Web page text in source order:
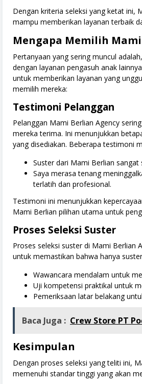
Dengan kriteria seleksi yang ketat ini,
mampu memberikan layanan terbaik
Mengapa Memilih
Pertanyaan yang sering muncul
dengan layanan pengasuh anak
untuk memberikan layanan yang
memilih mereka:
Testimoni Pelanggan
Pelanggan Mami Berlian Agency
mereka terima. Ini menunjukkan
yang disediakan. Beberapa testimoni
Suster dari Mami Berlian
Saya merasa tenang
terlatih dan profesional.
Testimoni ini menunjukkan
Mami Berlian pilihan utama untuk
Proses Seleksi Suster
Proses seleksi suster di Mami Berlian
untuk memastikan bahwa hanya
Wawancara mendalam untuk
Uji kompetensi praktikal untuk
Pemeriksaan latar belakang
Baca Juga : Crew Store PT
Kesimpulan
Dengan proses seleksi yang teliti ini,
memenuhi standar tinggi yang akan